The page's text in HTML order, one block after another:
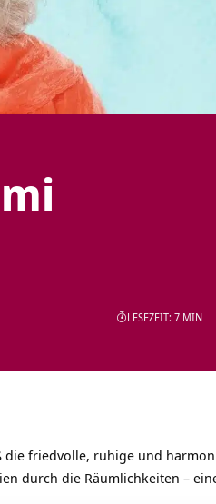
LESEZEIT: 7 MIN
die friedvolle, ruhige und
durch die Räumlichkeiten –